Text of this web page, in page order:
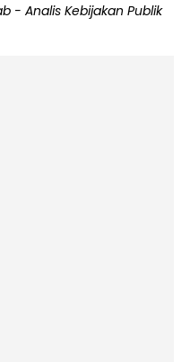
- Analis Kebijakan Publik